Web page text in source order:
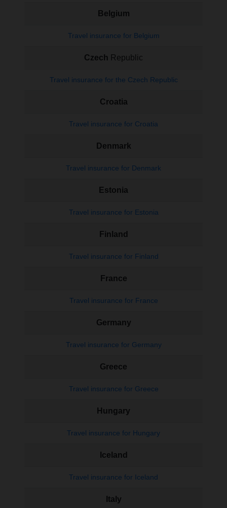
Belgium
Travel insurance for Belgium
Czech Republic
Travel insurance for the Czech Republic
Croatia
Travel insurance for Croatia
Denmark
Travel insurance for Denmark
Estonia
Travel insurance for Estonia
Finland
Travel insurance for Finland
France
Travel insurance for France
Germany
Travel insurance for Germany
Greece
Travel insurance for Greece
Hungary
Travel insurance for Hungary
Iceland
Travel insurance for Iceland
Italy